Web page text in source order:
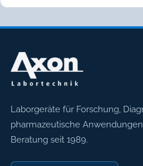
Axon Labortechnik
Laborgeräte für Forschung,
pharmazeutische
Beratung seit 1989.